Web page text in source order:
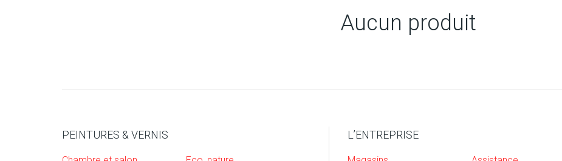
Aucun produit
PEINTURES & VERNIS L’ENTREPRISE